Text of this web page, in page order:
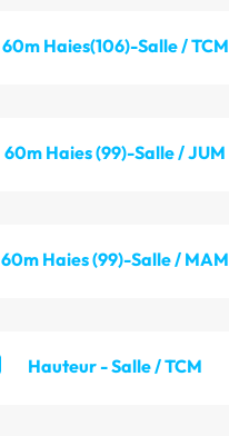
60m Haies(106)-Salle / TCM
60m Haies (99)-Salle / JUM
60m Haies (99)-Salle / MAM
Hauteur - Salle / TCM